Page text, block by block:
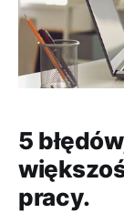
5
pracy.